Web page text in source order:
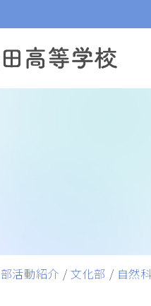
部活動紹介 / 文化部 / 自然